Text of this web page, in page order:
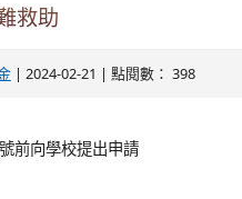
救助
| 2024-02-21 | 點閱數： 398
前向學校提出申請